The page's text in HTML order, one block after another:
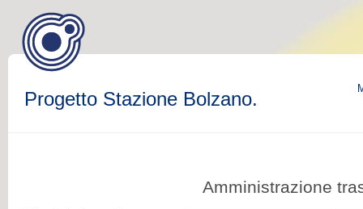
Progetto Stazione Bolzano.
Amministrazione